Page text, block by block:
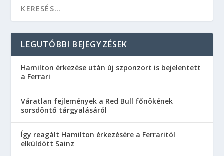
LEGUTÓBBI BEJEGYZÉSEK
Hamilton érkezése után új szponzort is bejelentett
a Ferrari
Váratlan fejlemények a Red Bull főnökének
sorsdöntő tárgyalásáról
Így reagált Hamilton érkezésére a Ferraritól
elküldött Sainz